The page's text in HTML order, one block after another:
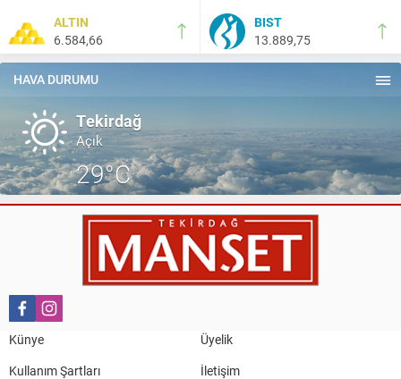
Salih Canikli
5 Kasım 2024 19:54
TEKİRDAĞ İL EMNİYET MÜDÜRÜMÜZE HAYIRLI OLSUN
ALTIN
6.584,66
BIST
13.889,75
HAVA DURUMU
Tekirdağ
Açık
29°C
Künye
Üyelik
Kullanım Şartları
İletişim